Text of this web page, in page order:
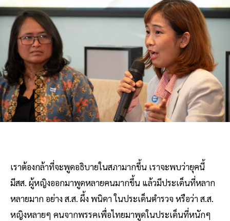
เราต้องกล้าที่จะพูดอธิบายในสภามากขึ้น เราจะพบว่ายุคนี้
มีสส. ผู้หญิงออกมาพูดหลายคนมากขึ้น แล้วมีประเด็นที่หลาก
หลายมาก อย่าง ส.ส. ผึ้ง พนิดา ในประเด็นตำรวจ หรือว่า ส.ส.
หญิงหลายๆ คนจากพรรคเพื่อไทยมาพูดในประเด็นที่หนักๆ